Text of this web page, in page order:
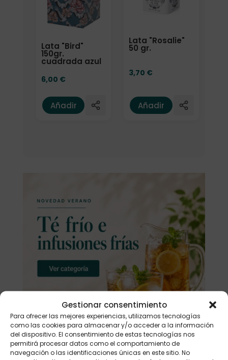
Gestionar consentimiento
Para ofrecer las mejores experiencias, utilizamos tecnologías
como las cookies para almacenar y/o acceder a la información
del dispositivo. El consentimiento de estas tecnologías nos
permitirá procesar datos como el comportamiento de
navegación o las identificaciones únicas en este sitio. No
Lata "Bird"
150gr.
cuadrada azul
6,00 €
Añadir
Lata "Rosalie"
50 gr.
3,70 €
Añadir